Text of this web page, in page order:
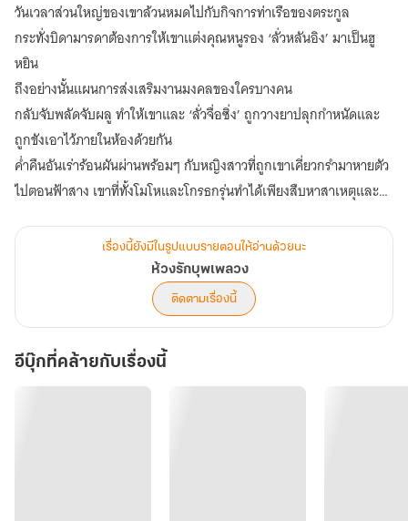
วันเวลาส่วนใหญ่ของเขาล้วนหมดไปกับกิจการท่าเรือของตระกูล
กระทั่งบิดามารดาต้องการให้เขาแต่งคุณหนูรอง ‘ลั่วหลันอิง’ มาเป็นฮู
หยิน
ถึงอย่างนั้นแผนการส่งเสริมงานมงคลของใครบางคน
กลับจับพลัดจับผลู ทำให้เขาและ ‘ลั่วจื่อซิ่ง’ ถูกวางยาปลุกกำหนัดและ
ถูกขังเอาไว้ภายในห้องด้วยกัน
ค่ำคืนอันเร่าร้อนผันผ่านพร้อมๆ กับหญิงสาวที่ถูกเขาเคี่ยวกรำมาหายตัว
ไปตอนฟ้าสาง เขาที่ทั้งโมโหและโกรธกรุ่นทำได้เพียงสืบหาสาเหตุและผู้
แท้ที่จริงแล้วแผนการนี้ผู้ใดได้ประโยชน์ผู้ใดเสียประโยชน์
คนก็ต้องตามหา ผู้บงการก็ต้องลากออกมา
ถึงอย่างนั้นเพราะอะไรสตรีที่เขาพานพบไม่กี่ครั้ง กระทั่งพลาดพลั้งทำ
เรื่องเสื่อมเสีย
กลับสามารถทำให้เขาร้อนใจได้ถึงเพียงนี้!!!
เรื่องนี้ยังมีในรูปแบบรายตอนให้อ่านด้วยนะ
ห้วงรักบุพเพลวง
ติดตามเรื่องนี้
อีบุ๊กที่คล้ายกับเรื่องนี้